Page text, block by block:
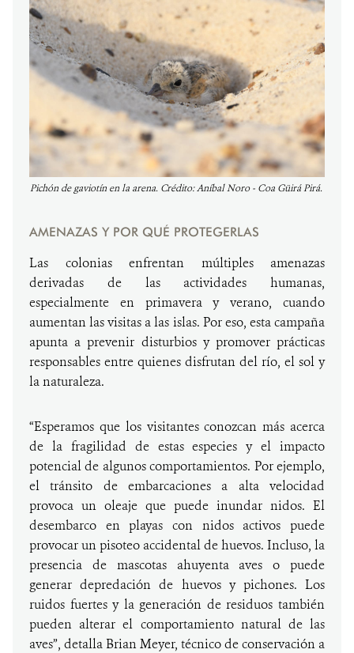
Pichón de gaviotín en la arena. Crédito: Aníbal Noro - Coa Güirá Pirá.
AMENAZAS Y POR QUÉ PROTEGERLAS
Las colonias enfrentan múltiples amenazas
derivadas de las actividades humanas,
especialmente en primavera y verano, cuando
aumentan las visitas a las islas. Por eso, esta campaña
apunta a prevenir disturbios y promover prácticas
responsables entre quienes disfrutan del río, el sol y
la naturaleza.
“Esperamos que los visitantes conozcan más acerca
de la fragilidad de estas especies y el impacto
potencial de algunos comportamientos. Por ejemplo,
el tránsito de embarcaciones a alta velocidad
provoca un oleaje que puede inundar nidos. El
desembarco en playas con nidos activos puede
provocar un pisoteo accidental de huevos. Incluso, la
presencia de mascotas ahuyenta aves o puede
generar depredación de huevos y pichones. Los
ruidos fuertes y la generación de residuos también
pueden alterar el comportamiento natural de las
aves”, detalla Brian Meyer, técnico de conservación a